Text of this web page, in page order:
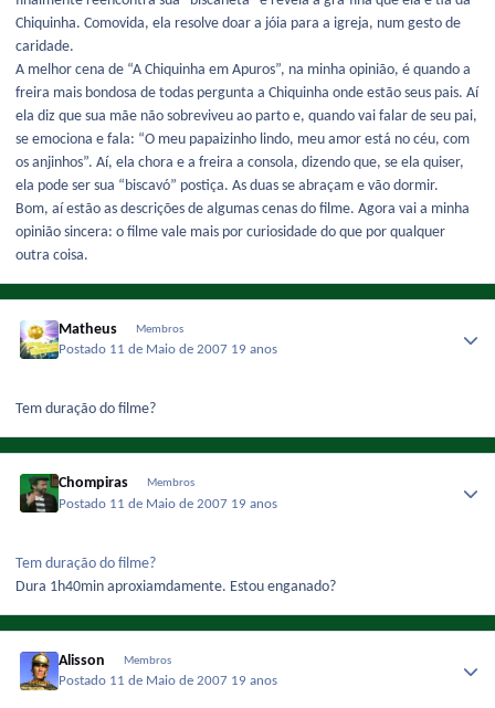
Chiquinha. Comovida, ela resolve doar a jóia para a igreja, num gesto de
caridade.
A melhor cena de “A Chiquinha em Apuros”, na minha opinião, é quando a
freira mais bondosa de todas pergunta a Chiquinha onde estão seus pais. Aí
ela diz que sua mãe não sobreviveu ao parto e, quando vai falar de seu pai,
se emociona e fala: “O meu papaizinho lindo, meu amor está no céu, com
os anjinhos”. Aí, ela chora e a freira a consola, dizendo que, se ela quiser,
ela pode ser sua “biscavó” postiça. As duas se abraçam e vão dormir.
Bom, aí estão as descrições de algumas cenas do filme. Agora vai a minha
opinião sincera: o filme vale mais por curiosidade do que por qualquer
outra coisa.
Matheus Membros
Postado 11 de Maio de 2007 19 anos
Tem duração do filme?
Chompiras Membros
Postado 11 de Maio de 2007 19 anos
Tem duração do filme?
Dura 1h40min aproxiamdamente. Estou enganado?
Alisson Membros
Postado 11 de Maio de 2007 19 anos